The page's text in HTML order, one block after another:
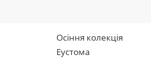
Осіння колекція
Еустома